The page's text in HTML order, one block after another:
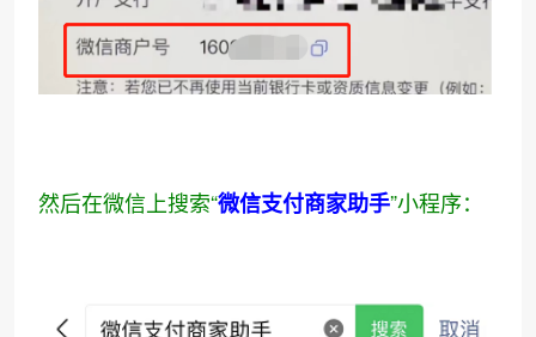
然后在微信上搜索“微信支付商家助手”小程序：